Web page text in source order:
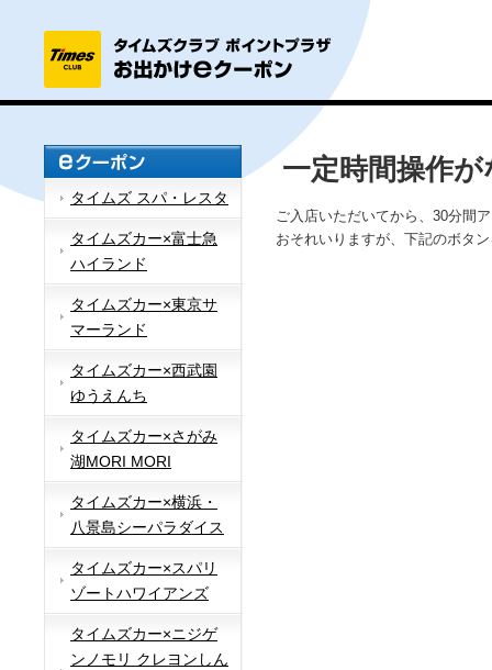
タイムズ スパ・レスタ
タイムズカー×富士急
ハイランド
タイムズカー×東京サ
マーランド
タイムズカー×西武園
ゆうえんち
タイムズカー×さがみ
湖MORI MORI
タイムズカー×横浜・
八景島シーパラダイス
タイムズカー×スパリ
ゾートハワイアンズ
タイムズカー×ニジゲ
ンノモリ クレヨンしん
一定時間操作
ご入店いただいてから、30分間
おそれいりますが、下記のボタ